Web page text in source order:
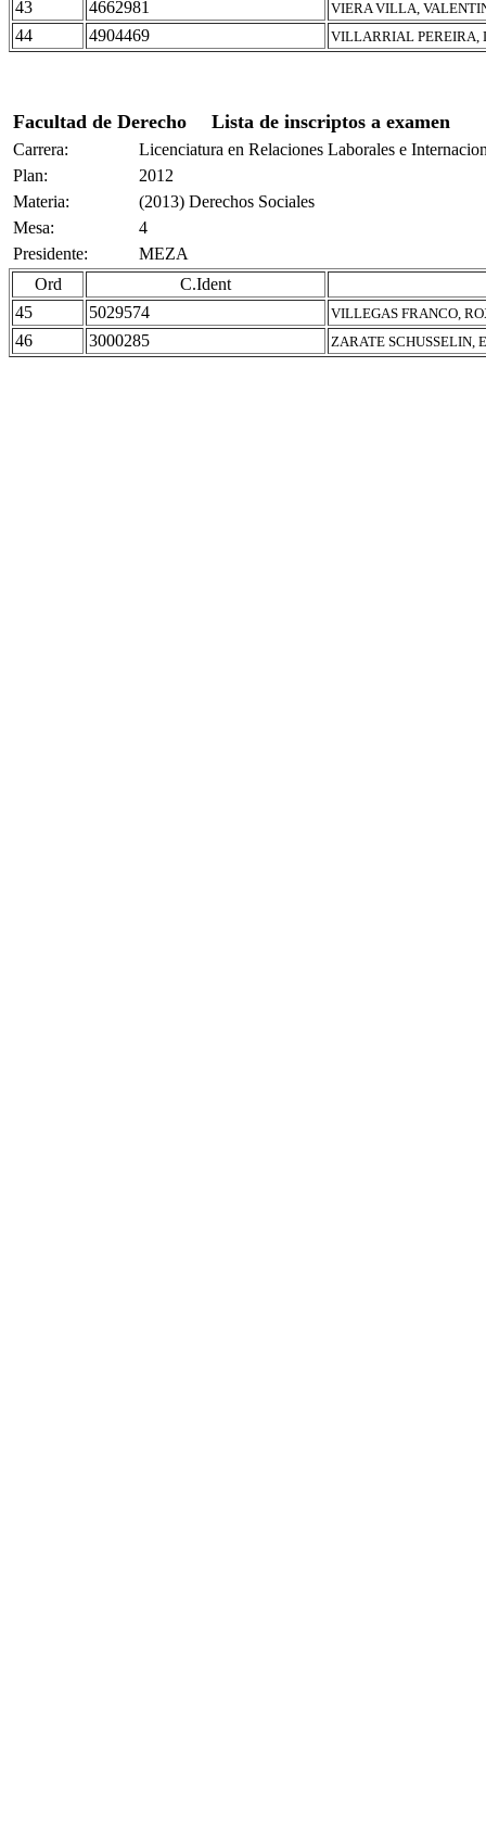
43 4662981 VIERA VILLA,
44 4904469 VILLARRIAL PEREIRA,
Facultad de Derecho Lista de inscriptos a examen
Carrera:
Licenciatura en Relaciones Laborales e
Plan:
2012
Materia:
(2013) Derechos Sociales
Mesa:
4
Presidente:
MEZA
Ord
C.Ident
45
5029574 VILLEGAS FRANCO,
46 3000285 ZARATE SCHUSSELIN,